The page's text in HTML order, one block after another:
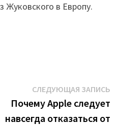
Жуковского в Европу.
СЛЕДУЮЩАЯ ЗАПИСЬ
Почему Apple следует
навсегда отказаться от